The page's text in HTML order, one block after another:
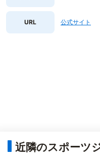
URL 公式サイト
近隣のスポーツ